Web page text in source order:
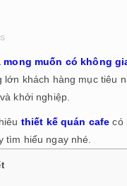
mong muốn có không
khách hàng mục tiêu
khởi nghiệp.
thiết kế quán cafe có
hiểu ngay nhé.